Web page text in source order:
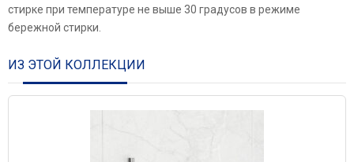
стирке при температуре не выше 30 градусов в режиме
бережной стирки.
ИЗ ЭТОЙ КОЛЛЕКЦИИ